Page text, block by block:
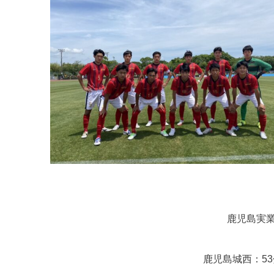
鹿児島実
鹿児島城西：